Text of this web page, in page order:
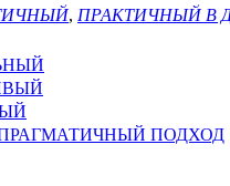
, ПРАКТИЧНЫЙ В
ПОДХОД